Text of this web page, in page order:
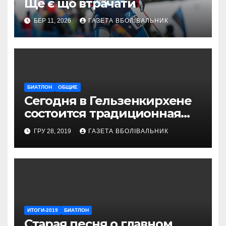
Ще є що втрачати
БЕР 11, 2026 ГАЗЕТА ВБОЛІВАЛЬНИК
БИАТЛОН ОБЩИЕ
Сегодня в Гельзенкирхене
состоится традиционная
Рождественская гонка
ГРУ 28, 2019 ГАЗЕТА ВБОЛІВАЛЬНИК
ИТОГИ-2019 БИАТЛОН